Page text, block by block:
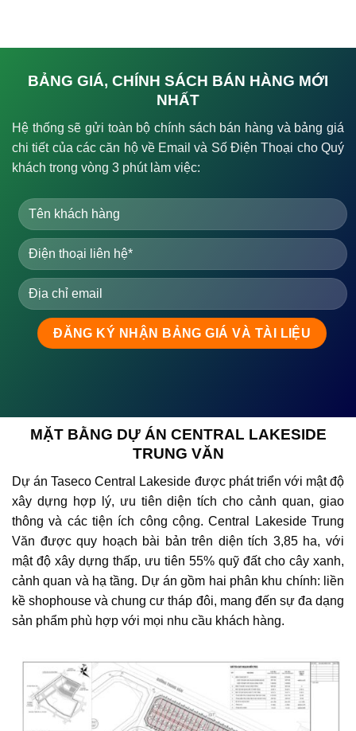
BẢNG GIÁ, CHÍNH SÁCH BÁN HÀNG MỚI
NHẤT
Hệ thống sẽ gửi toàn bộ chính sách bán hàng và bảng giá
chi tiết của các căn hộ về Email và Số Điện Thoại cho Quý
khách trong vòng 3 phút làm việc:
MẶT BẰNG DỰ ÁN CENTRAL LAKESIDE
TRUNG VĂN
Dự án Taseco Central Lakeside được phát triển với mật độ
xây dựng hợp lý, ưu tiên diện tích cho cảnh quan, giao
thông và các tiện ích công cộng. Central Lakeside Trung
Văn được quy hoạch bài bản trên diện tích 3,85 ha, với
mật độ xây dựng thấp, ưu tiên 55% quỹ đất cho cây xanh,
cảnh quan và hạ tầng. Dự án gồm hai phân khu chính: liền
kề shophouse và chung cư tháp đôi, mang đến sự đa dạng
sản phẩm phù hợp với mọi nhu cầu khách hàng.